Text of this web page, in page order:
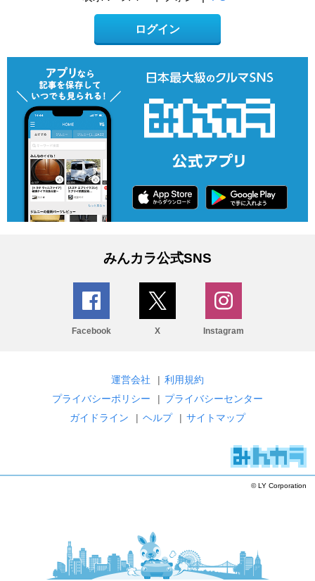
ログイン
みんカラ公式SNS
Facebook X Instagram
運営会社 | 利用規約
プライバシーポリシー
| プライバシーセンター
ガイドライン
| ヘルプ | サイトマップ
© LY Corporation